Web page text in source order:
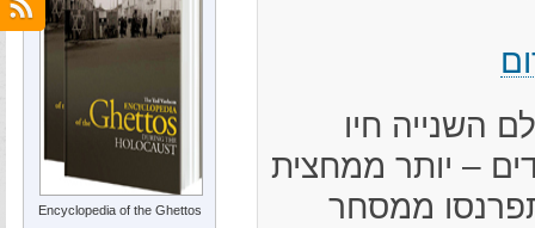
השנייה חיו
כ-3,500 יהודים – יותר ממחצית
ממסחר
Encyclopedia of the Ghettos